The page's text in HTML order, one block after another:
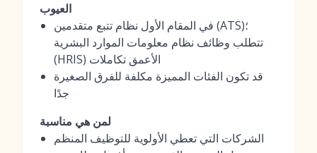
العيوب
في المقام الأول نظام تتبع متقدمين (ATS)؛
تتطلب وظائف نظام معلومات الموارد البشرية
(HRIS) الأعمق تكاملات
قد تكون الفئات المميزة مكلفة للفرق الصغيرة
جدًا
لمن هي مناسبة
الشركات التي تعطي الأولوية للتوظيف المنظم